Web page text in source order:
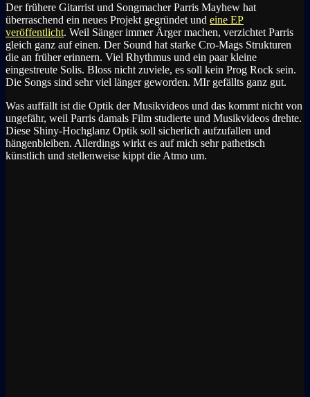
Der frühere Gitarrist und Songmacher Parris Mayhew hat
überraschend ein neues Projekt gegründet und eine EP
veröffentlicht. Weil Sänger immer Ärger machen, verzichtet Parris
gleich ganz auf einen. Der Sound hat starke Cro-Mags Strukturen
die an früher erinnern. Viel Rhythmus und ein paar kleine
eingestreute Solis. Bloss nicht zuviele, es soll kein Prog Rock sein.
Die Songs sind sehr viel länger geworden. MIr gefällts ganz gut.
Was auffällt ist die Optik der Musikvideos und das kommt nicht von
ungefähr, weil Parris damals Film studierte und Musikvideos drehte.
Diese Shiny-Hochglanz Optik soll sicherlich aufzufallen und
hängenbleiben. Allerdings wirkt es auf mich sehr pathetisch
künstlich und stellenweise kippt die Atmo um.